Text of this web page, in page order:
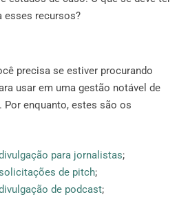
esses recursos?
precisa se estiver procurando
usar em uma gestão notável de
enquanto, estes são os
para jornalistas;
de pitch;
de podcast;